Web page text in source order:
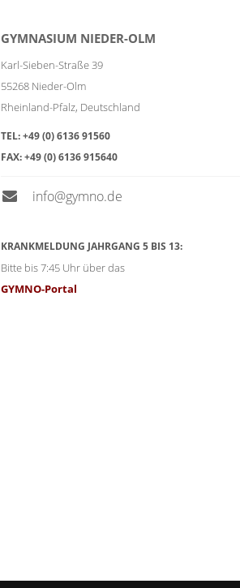
GYMNASIUM NIEDER-OLM
Karl-Sieben-Straße 39
55268 Nieder-Olm
Rheinland-Pfalz, Deutschland
TEL:+49 (0) 6136 91560
FAX:+49 (0) 6136 915640
info@gymno.de
KRANKMELDUNG JAHRGANG 5 BIS 13:
Bitte bis 7:45 Uhr über das
GYMNO-Portal